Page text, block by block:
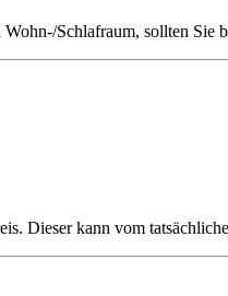
Schlafraum, sollten Sie
Dieser kann vom